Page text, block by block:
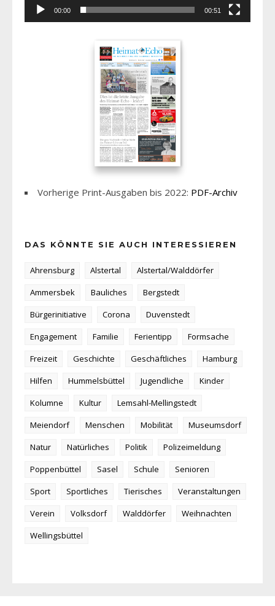
00:00 00:51
Vorherige Print-Ausgaben bis 2022: PDF-Archiv
DAS KÖNNTE SIE AUCH INTERESSIEREN
Ahrensburg Alstertal
Alstertal/Walddörfer
Ammersbek
Bauliches
Bergstedt
Bürgerinitiative
Corona
Duvenstedt
Engagement
Familie Ferientipp
Formsache
Freizeit
Geschichte Geschäftliches
Hamburg
Hilfen
Hummelsbüttel Jugendliche
Kinder
Kolumne
Kultur
Lemsahl-Mellingstedt
Meiendorf
Menschen Mobilität
Museumsdorf
Natur
Natürliches Politik
Polizeimeldung
Poppenbüttel
Sasel Schule
Senioren
Sport
Sportliches Tierisches
Veranstaltungen
Verein
Volksdorf Walddörfer
Weihnachten
Wellingsbüttel